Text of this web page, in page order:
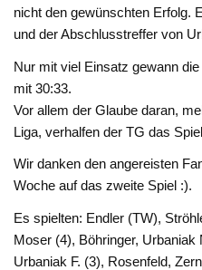
nicht den gewünschten Erfolg.
und der Abschlusstreffer von
Nur mit viel Einsatz gewann
mit 30:33.
Vor allem der Glaube daran,
Liga, verhalfen der TG das
Wir danken den angereisten
Woche auf das zweite Spiel :).
Es spielten: Endler (TW),
Moser (4), Böhringer,
Urbaniak F. (3), Rosenfeld,